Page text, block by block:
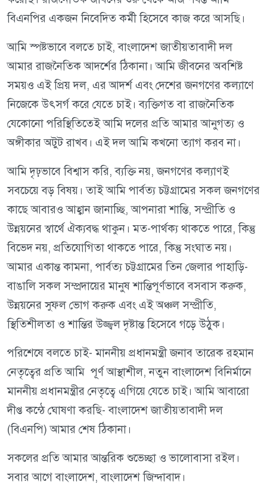
বিএনপির একজন নিবেদিত কর্মী হিসেবে কাজ করে আসছি।
আমি স্পষ্টভাবে বলতে চাই, বাংলাদেশ জাতীয়তাবাদী দল
আমার রাজনৈতিক আদর্শের ঠিকানা। আমি জীবনের অবশিষ্ট
সময়ও এই প্রিয় দল, এর আদর্শ এবং দেশের জনগণের কল্যাণে
নিজেকে উৎসর্গ করে যেতে চাই। ব্যক্তিগত বা রাজনৈতিক
যেকোনো পরিস্থিতিতেই আমি দলের প্রতি আমার আনুগত্য ও
অঙ্গীকার অটুট রাখব। এই দল আমি কখনো ত্যাগ করব না।
আমি দৃঢ়ভাবে বিশ্বাস করি, ব্যক্তি নয়, জনগণের কল্যাণই
সবচেয়ে বড় বিষয়। তাই আমি পার্বত্য চট্টগ্রামের সকল জনগণের
কাছে আবারও আহ্বান জানাচ্ছি, আপনারা শান্তি, সম্প্রীতি ও
উন্নয়নের স্বার্থে ঐক্যবদ্ধ থাকুন। মত-পার্থক্য থাকতে পারে, কিন্তু
বিভেদ নয়, প্রতিযোগিতা থাকতে পারে, কিন্তু সংঘাত নয়।
আমার একান্ত কামনা, পার্বত্য চট্টগ্রামের তিন জেলার পাহাড়ি-
বাঙালি সকল সম্প্রদায়ের মানুষ শান্তিপূর্ণভাবে বসবাস করুক,
উন্নয়নের সুফল ভোগ করুক এবং এই অঞ্চল সম্প্রীতি,
স্থিতিশীলতা ও শান্তির উজ্জ্বল দৃষ্টান্ত হিসেবে গড়ে উঠুক।
পরিশেষে বলতে চাই- মাননীয় প্রধানমন্ত্রী জনাব তারেক রহমান
নেতৃত্বের প্রতি আমি পূর্ণ আস্থাশীল, নতুন বাংলাদেশ বিনির্মানে
মাননীয় প্রধানমন্ত্রীর নেতৃত্বে এগিয়ে যেতে চাই। আমি আবারো
দীপ্ত কন্ঠে ঘোষণা করছি- বাংলাদেশ জাতীয়তাবাদী দল
(বিএনপি) আমার শেষ ঠিকানা।
সকলের প্রতি আমার আন্তরিক শুভেচ্ছা ও ভালোবাসা রইল।
সবার আগে বাংলাদেশ, বাংলাদেশ জিন্দাবাদ।